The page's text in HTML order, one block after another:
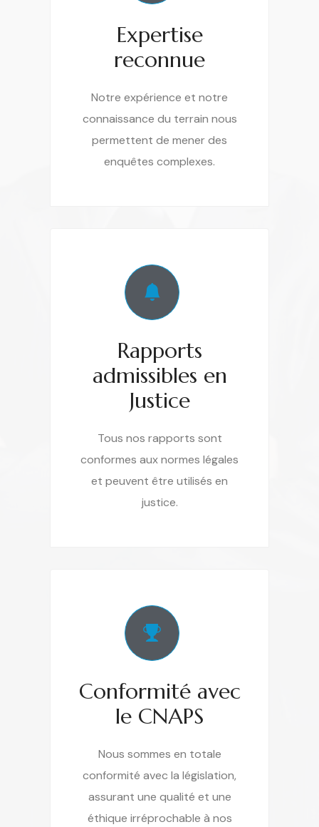
Expertise
reconnue
Notre expérience et notre
connaissance du terrain nous
permettent de mener des
enquêtes complexes.
Rapports
admissibles en
Justice
Tous nos rapports sont
conformes aux normes légales
et peuvent être utilisés en
justice.
Conformité avec
le CNAPS
Nous sommes en totale
conformité avec la législation,
assurant une qualité et une
éthique irréprochable à nos